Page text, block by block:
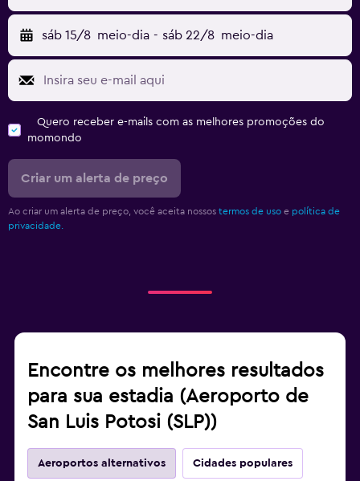
sáb 15/8 meio-dia - sáb 22/8 meio-dia
Quero receber e-mails com as melhores promoções do
momondo
Criar um alerta de preço
Ao criar um alerta de preço, você aceita nossos termos de uso e política de
privacidade.
Encontre os melhores resultados
para sua estadia (Aeroporto de
San Luis Potosi (SLP))
Aeroportos alternativos Cidades populares